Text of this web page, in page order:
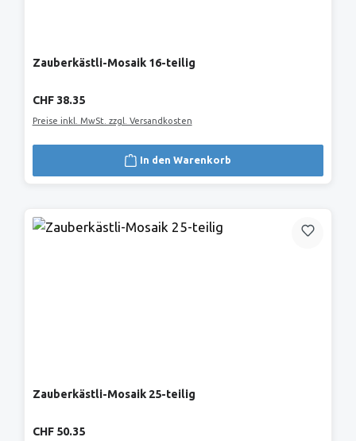
Zauberkästli-Mosaik 16-teilig
Regulärer Preis:
CHF 38.35
Preise inkl. MwSt. zzgl. Versandkosten
In den Warenkorb
Zauberkästli-Mosaik 25-teilig
Regulärer Preis:
CHF 50.35